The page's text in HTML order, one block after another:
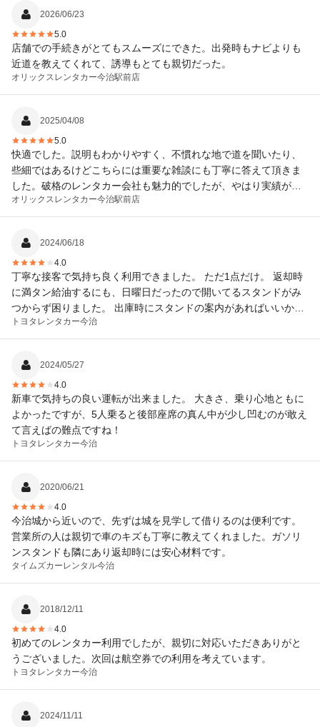
2026/06/23
5.0
店舗での手続きがとてもスムーズにできた。出発時もナビよりも
近道を教えてくれて、誘導もとても親切だった。
オリックスレンタカー今治駅前店
2025/04/08
5.0
快適でした。説明もわかりやすく、不慣れな地で道を聞いたり、
些細ではあるけどこちらには重要な雑談にも丁寧に答えて頂きま
した。破格のレンタカー会社も魅力的でしたが、やはり実績があ
り安心、快適に利用させていただきました。
オリックスレンタカー今治駅前店
2024/06/18
4.0
丁寧な接客で気持ち良く利用できました。 ただ1点だけ。 返却時
に満タン給油するにも、日曜日だったので開いてるスタンドがみ
つからず困りました。 出庫時にスタンドの案内があればいいかな
と思います。
トヨタレンタカー今治
2024/05/27
4.0
新車で気持ちの良い運転が出来ました。 大きさ、乗り心地ともに
よかったですが、5人乗ると後部座席の真ん中が少し凹むのが敢え
て言えばの難点ですね！
トヨタレンタカー今治
2020/06/21
4.0
今治城から近いので、先ずは城を見学して借りるのは便利です。
営業所の人は親切で車のキズも丁寧に教えてくれました。ガソリ
ンスタンドも隣にあり返却時には安心材料です。
タイムズカーレンタル今治
2018/12/11
4.0
初めてのレンタカー利用でしたが、親切に対応いただきありがと
うございました。次回は航空券での利用を考えています。
トヨタレンタカー今治
2024/11/11